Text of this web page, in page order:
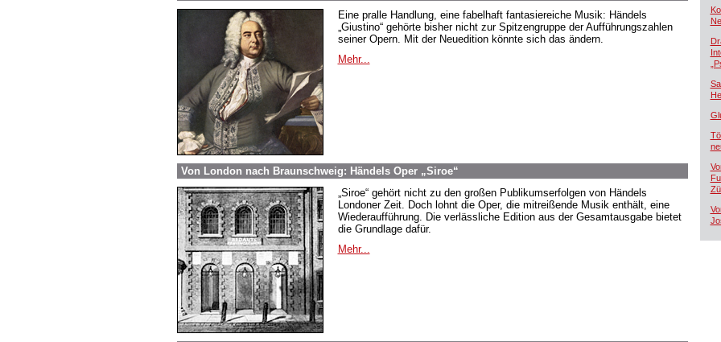
Eine pralle Handlung, eine fabelhaft fantasiereiche Musik: Händels
„Giustino“ gehörte bisher nicht zur Spitzengruppe der Aufführungszahlen
seiner Opern. Mit der Neuedition könnte sich das ändern.
Mehr...
Von London nach Braunschweig: Händels Oper „Siroe“
„Siroe“ gehört nicht zu den großen Publikumserfolgen von Händels
Londoner Zeit. Doch lohnt die Oper, die mitreißende Musik enthält, eine
Wiederaufführung. Die verlässliche Edition aus der Gesamtausgabe bietet
die Grundlage dafür.
Mehr...